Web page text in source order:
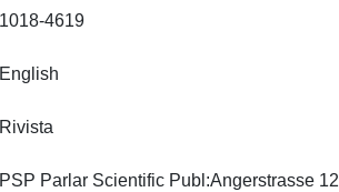
Rivista
PSP Parlar Scientific Publ:Angerstrasse